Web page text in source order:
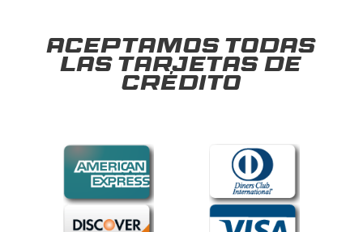
Aceptamos todas
las tarjetas de
crédito